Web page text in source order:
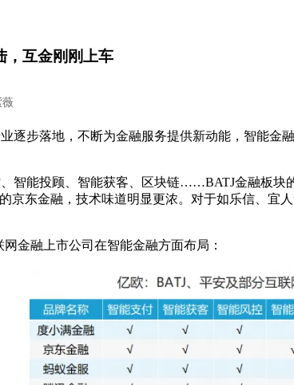
，互金刚刚上车
逐步落地，不断为金融服务提供新动能，智能
智能投顾、智能获客、区块链……BATJ金融板
京东金融，技术味道明显更浓。对于如乐信、
金融上市公司在智能金融方面布局：